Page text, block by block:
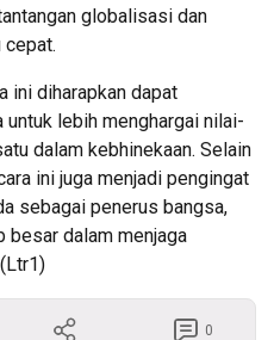
globalisasi dan
ini diharapkan dapat
lebih menghargai nilai-
dalam kebhinekaan. Selain
ini juga menjadi pengingat
sebagai penerus bangsa,
besar dalam menjaga
0